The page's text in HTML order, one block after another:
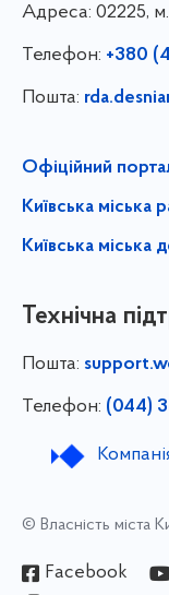
Адреса: 02225,
Телефон: +380
Пошта:
Офіційний
Київська міська
Київська міська
Технічна
Пошта:
Телефон: (044)
© Власність міста
Facebook